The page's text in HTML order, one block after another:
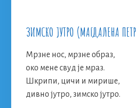
ЗИМСКО ЈУТРО (МАГДАЛЕНА
Мрзне нос, мрзне образ,
око мене свуд је мраз.
Шкрипи, цичи и мирише,
дивно јутро, зимско јутро.